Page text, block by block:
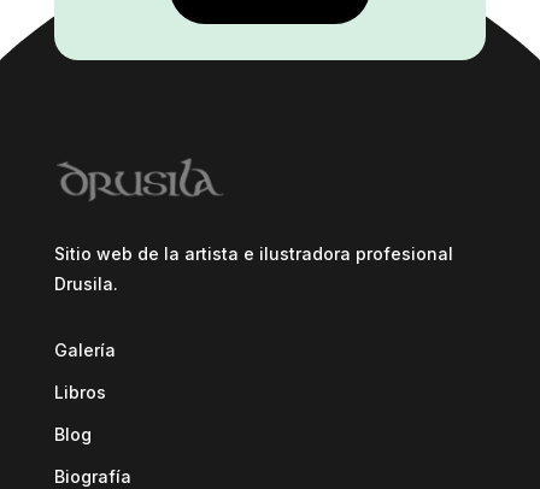
Sitio web de la artista e ilustradora profesional
Drusila.
Galería
Libros
Blog
Biografía